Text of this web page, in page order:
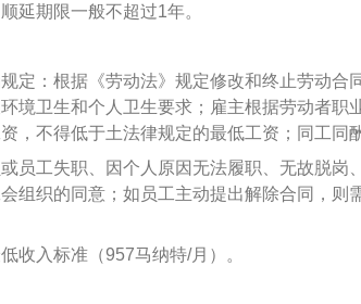
延期限一般不超过1年。
定：根据《劳动法》规定修改和终止劳动合
境卫生和个人卫生要求；雇主根据劳动者职
，不得低于土法律规定的最低工资；同工同
员工失职、因个人原因无法履职、无故脱岗
组织的同意；如员工主动提出解除合同，则
收入标准（957马纳特/月）。